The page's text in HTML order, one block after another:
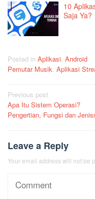
10
Saja Ya?
Posted in Aplikasi Android
Pemutar Musik Aplikasi
Post
navigation
Previous post
Apa Itu Sistem Operasi?
Pengertian, Fungsi dan
Leave a Reply
Your email address will not be